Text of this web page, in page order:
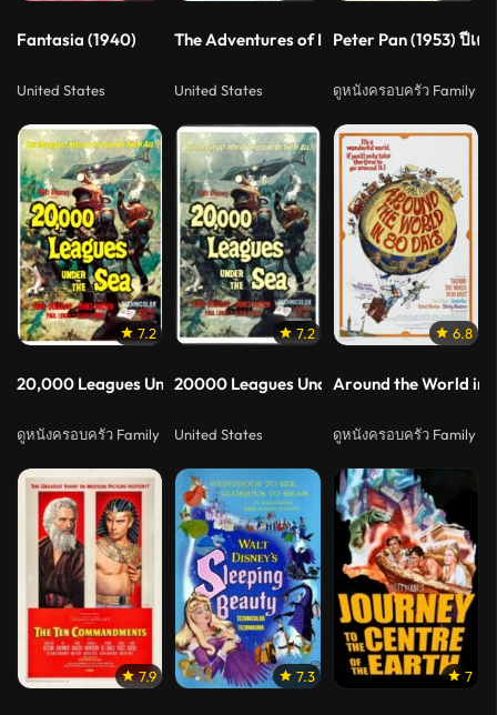
Fantasia (1940)
United States
The Adventures of Ichabod and Mr.
United States
Peter Pan (1953) ปีเต
ดูหนังครอบครัว Family
7.2
20,000 Leagues Under the Sea (1954) ใต้ทะเล 20,000 โยชน์
ดูหนังครอบครัว Family
7.2
20000 Leagues Under the Sea (1954) ใต้ท
United States
6.8
Around the World in
ดูหนังครอบครัว Family
7.9 7.3 7